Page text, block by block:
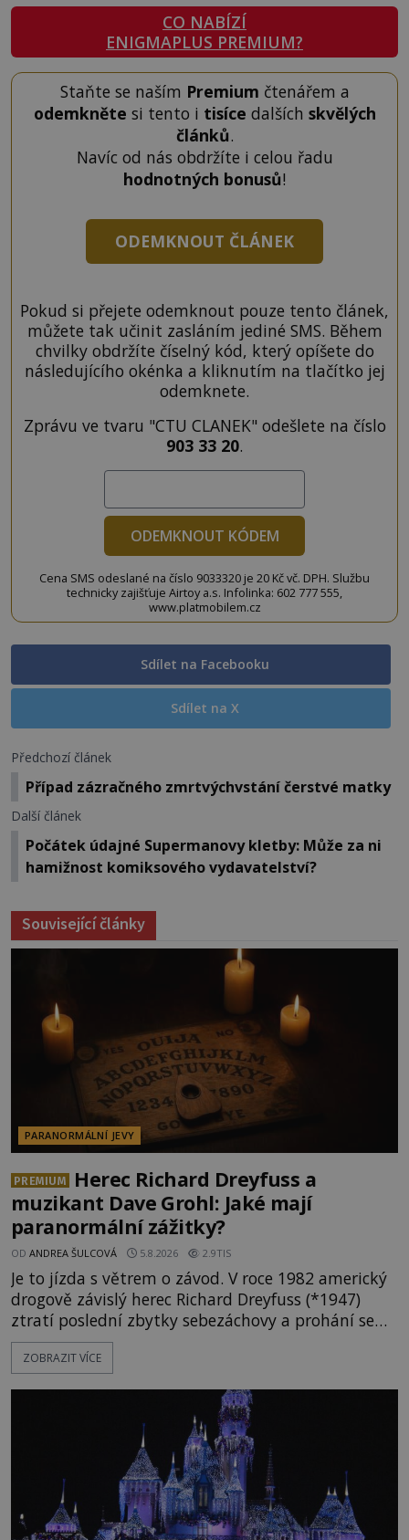
CO NABÍZÍ
ENIGMAPLUS PREMIUM?
Staňte se naším Premium čtenářem a
odemkněte si tento i tisíce dalších skvělých
článků.
Navíc od nás obdržíte i celou řadu
hodnotných bonusů!
ODEMKNOUT ČLÁNEK
Pokud si přejete odemknout pouze tento článek,
můžete tak učinit zasláním jediné SMS. Během
chvilky obdržíte číselný kód, který opíšete do
následujícího okénka a kliknutím na tlačítko jej
odemknete.
Zprávu ve tvaru "CTU CLANEK" odešlete na číslo
903 33 20.
ODEMKNOUT KÓDEM
Cena SMS odeslané na číslo 9033320 je 20 Kč vč. DPH. Službu
technicky zajišťuje Airtoy a.s. Infolinka: 602 777 555,
www.platmobilem.cz
Sdílet na Facebooku
Sdílet na X
Předchozí článek
Případ zázračného zmrtvýchvstání čerstvé matky
Další článek
Počátek údajné Supermanovy kletby: Může za ni
hamižnost komiksového vydavatelství?
Související články
PARANORMÁLNÍ JEVY
PREMIUM
Herec Richard Dreyfuss a
muzikant Dave Grohl: Jaké mají
paranormální zážitky?
OD ANDREA ŠULCOVÁ 5.8.2026 2.9TIS
Je to jízda s větrem o závod. V roce 1982 americký
drogově závislý herec Richard Dreyfuss (*1947)
ztratí poslední zbytky sebezáchovy a prohání se
po silnicích ve svém mercedesu jako utržený ze
řetězu. Vše vyvrcholí katastrofou, když to Dreyfuss
následně nalezne schovaný kokain. Tímto
momentem se slavnému
ZOBRAZIT VÍCE